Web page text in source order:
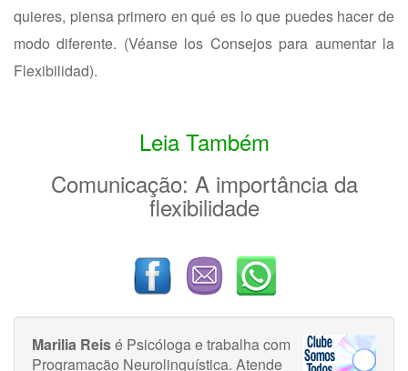
quieres, piensa primero en qué es lo que puedes hacer de
modo diferente. (Véanse los Consejos para aumentar la
Flexibilidad).
Leia Também
Comunicação: A importância da
flexibilidade
Marilia Reisé Psicóloga e trabalha com
Programação Neurolinguística. Atende